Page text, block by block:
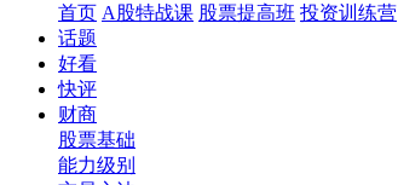
首页 A股特战课 股票提高班 投资训练营
话题
好看
快评
财商
股票基础
能力级别